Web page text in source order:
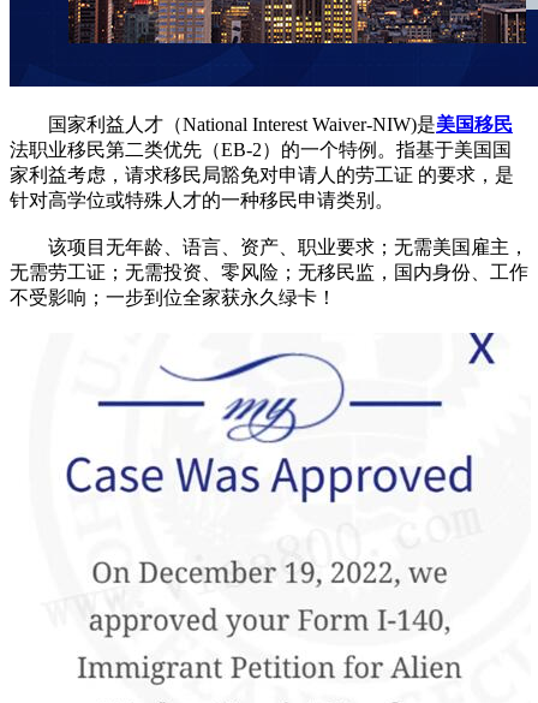
国家利益人才（National Interest Waiver-NIW)是美国移民
法职业移民第二类优先（EB-2）的一个特例。指基于美国国
家利益考虑，请求移民局豁免对申请人的劳工证 的要求，是
针对高学位或特殊人才的一种移民申请类别。
该项目无年龄、语言、资产、职业要求；无需美国雇主，
无需劳工证；无需投资、零风险；无移民监，国内身份、工作
不受影响；一步到位全家获永久绿卡！